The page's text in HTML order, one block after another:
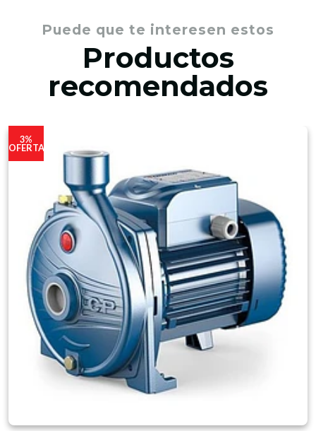
Puede que te interesen estos
Productos
recomendados
3%
OFERTA